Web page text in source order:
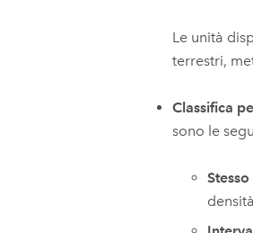
Le unità
terrestri,
Classifica
sono le